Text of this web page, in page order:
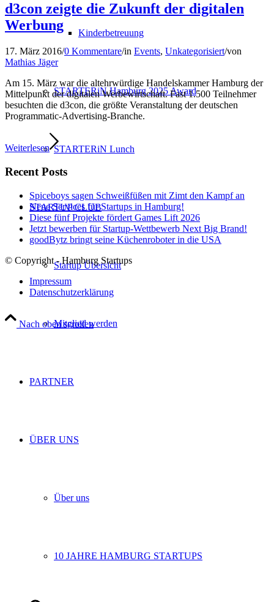
Kinderbetreuung
STARTERiN Hamburg 2025 Award
STARTERiN Lunch
STARTUP CLUB
Startup Übersicht
Mitglied werden
PARTNER
ÜBER UNS
Über uns
10 JAHRE HAMBURG STARTUPS
d3con zeigte die Zukunft der digitalen
Werbung
17. März 2016/0 Kommentare/in Events, Unkategorisiert/von
Mathias Jäger
Am 15. März war die altehrwürdige Handelskammer Hamburg der
Mittelpunkt der digitalen Werbewirtschaft. Fast 1.500 Teilnehmer
besuchten die d3con, die größte Veranstaltung der deutschen
Programmatic-Advertising-Branche.
Weiterlesen
Recent Posts
Spiceboys sagen Schweißfüßen mit Zimt den Kampf an
Neue Services für Startups in Hamburg!
Diese fünf Projekte fördert Games Lift 2026
Jetzt bewerben für Startup-Wettbewerb Next Big Brand!
goodBytz bringt seine Küchenroboter in die USA
© Copyright - Hamburg Startups
Impressum
Datenschutzerklärung
Nach oben scrollen